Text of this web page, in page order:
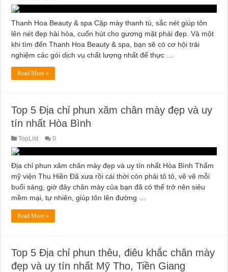
Thanh Hoa Beauty & spa Cặp mày thanh tú, sắc nét giúp tôn
lên nét đẹp hài hòa, cuốn hút cho gương mặt phái đẹp. Và một
khi tìm đến Thanh Hoa Beauty & spa, bạn sẽ có cơ hội trải
nghiệm các gói dịch vụ chất lượng nhất để thực …
Read More »
Top 5 Địa chỉ phun xăm chân mày đẹp và uy
tín nhất Hòa Bình
TopList 0
Địa chỉ phun xăm chân mày đẹp và uy tín nhất Hòa Bình Thẩm
mỹ viện Thu Hiền Đã xưa rồi cái thời còn phải tô tô, vẽ vẽ mỗi
buổi sáng, giờ đây chân mày của bạn đã có thể trở nên siêu
mềm mại, tự nhiên, giúp tôn lên đường …
Read More »
Top 5 Địa chỉ phun thêu, điêu khắc chân mày
đẹp và uy tín nhất Mỹ Tho, Tiền Giang